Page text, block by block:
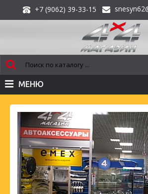
+7 (9062) 39-33-15
МЕНЮ